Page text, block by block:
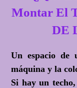
Montar El
DE
Un espacio de
máquina y la
Si hay un